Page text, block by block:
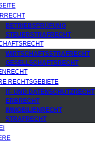
BETRIEBSPRÜFUNG
STEUERSTRAFRECHT
WIRTSCHAFTSSTRAFRECHT
GESELLSCHAFTSRECHT
RECHTSGEBIETE
IT- UND DATENSCHUTZRECHT
ERBRECHT
IMMOBILIENRECHT
STRAFRECHT